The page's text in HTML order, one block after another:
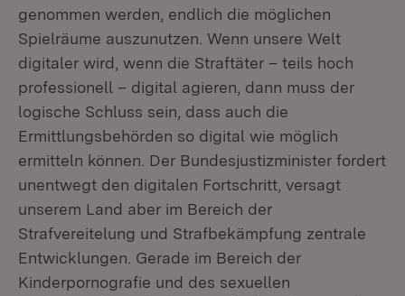
genommen werden, endlich die möglichen
Spielräume auszunutzen. Wenn unsere Welt
digitaler wird, wenn die Straftäter – teils hoch
professionell – digital agieren, dann muss der
logische Schluss sein, dass auch die
Ermittlungsbehörden so digital wie möglich
ermitteln können. Der Bundesjustizminister fordert
unentwegt den digitalen Fortschritt, versagt
unserem Land aber im Bereich der
Strafvereitelung und Strafbekämpfung zentrale
Entwicklungen. Gerade im Bereich der
Kinderpornografie und des sexuellen